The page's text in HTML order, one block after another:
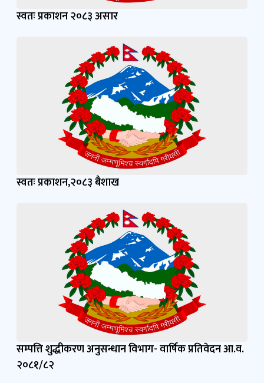
स्वतः प्रकाशन २०८३ असार
स्वतः प्रकाशन,२०८३ बैशाख
सम्पत्ति शुद्धीकरण अनुसन्धान विभाग- वार्षिक प्रतिवेदन आ.व.
२०८१/८२